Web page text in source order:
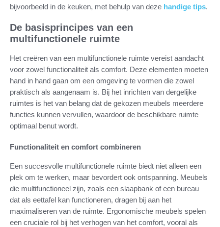
bijvoorbeeld in de keuken, met behulp van deze handige tips.
De basisprincipes van een
multifunctionele ruimte
Het creëren van een multifunctionele ruimte vereist aandacht
voor zowel functionaliteit als comfort. Deze elementen moeten
hand in hand gaan om een omgeving te vormen die zowel
praktisch als aangenaam is. Bij het inrichten van dergelijke
ruimtes is het van belang dat de gekozen meubels meerdere
functies kunnen vervullen, waardoor de beschikbare ruimte
optimaal benut wordt.
Functionaliteit en comfort combineren
Een succesvolle multifunctionele ruimte biedt niet alleen een
plek om te werken, maar bevordert ook ontspanning. Meubels
die multifunctioneel zijn, zoals een slaapbank of een bureau
dat als eettafel kan functioneren, dragen bij aan het
maximaliseren van de ruimte. Ergonomische meubels spelen
een cruciale rol bij het verhogen van het comfort, vooral als